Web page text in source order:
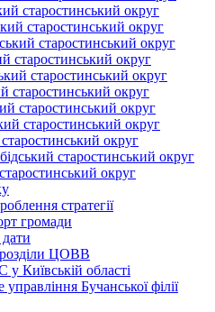
старостинський округ
старостинський округ
старостинський округ
старостинський округ
старостинський округ
старостинський округ
старостинський округ
старостинський округ
округ
старостинський округ
округ
стратегії
громади
ЦОВВ
Київській області
управління Бучанської філії